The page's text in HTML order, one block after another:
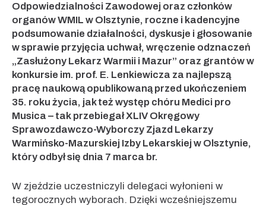
Odpowiedzialności Zawodowej oraz członków
organów WMIL w Olsztynie, roczne i kadencyjne
podsumowanie działalności, dyskusje i głosowanie
w sprawie przyjęcia uchwał, wręczenie odznaczeń
„Zasłużony Lekarz Warmii i Mazur” oraz grantów w
konkursie im. prof. E. Lenkiewicza za najlepszą
pracę naukową opublikowaną przed ukończeniem
35. roku życia, jak też występ chóru Medici pro
Musica – tak przebiegał XLIV Okręgowy
Sprawozdawczo-Wyborczy Zjazd Lekarzy
Warmińsko-Mazurskiej Izby Lekarskiej w Olsztynie,
który odbył się dnia 7 marca br.
W zjeździe uczestniczyli delegaci wyłonieni w
tegorocznych wyborach. Dzięki wcześniejszemu